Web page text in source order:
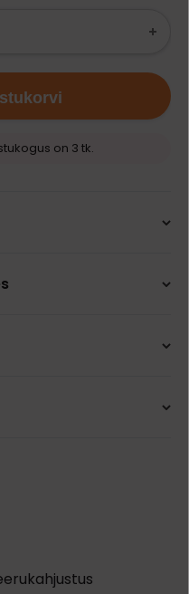
on 3 tk.